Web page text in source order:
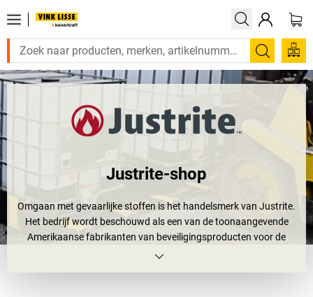
Zoeken
Justrite-shop
Omgaan met gevaarlijke stoffen is het handelsmerk van Justrite.
Het bedrijf wordt beschouwd als een van de toonaangevende
Amerikaanse fabrikanten van beveiligingsproducten voor de
opslag en overslag van gevaarlijke stoffen. Al meer dan 100 jaar